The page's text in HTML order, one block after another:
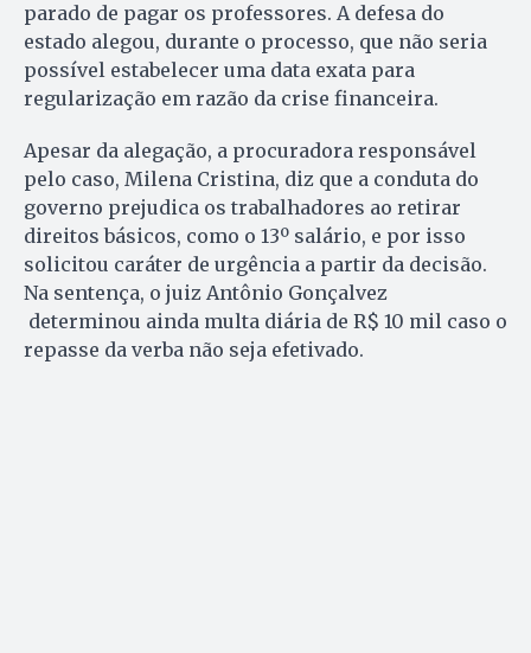
parado de pagar os professores. A defesa do
estado alegou, durante o processo, que não seria
possível estabelecer uma data exata para
regularização em razão da crise financeira.
Apesar da alegação, a procuradora responsável
pelo caso, Milena Cristina, diz que a conduta do
governo prejudica os trabalhadores ao retirar
direitos básicos, como o 13º salário, e por isso
solicitou caráter de urgência a partir da decisão.
Na sentença, o juiz Antônio Gonçalvez
determinou ainda multa diária de R$ 10 mil caso o
repasse da verba não seja efetivado.